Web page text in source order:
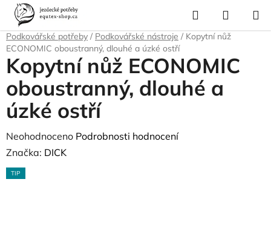
Přejít
obsah
Hledat
KOŠÍK
Domů
Pro koně
Podkovářské potřeby / Podkovářské nástroje / Kopytní nůž
ECONOMIC oboustranný, dlouhé a úzké ostří
Kopytní nůž ECONOMIC
oboustranný, dlouhé a
úzké ostří
Průměrné
hodnocení
produktu
Neohodnoceno Podrobnosti hodnocení
Značka: DICK
TIP